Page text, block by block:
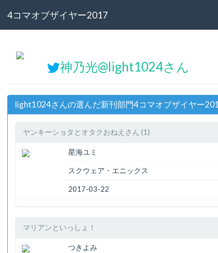
4コマオブザイヤー2017
神乃光@light1024さん
light1024さんの選んだ新刊部門4コマオブザイヤー
ヤンキーショタとオタクおねえさん (1)
星海ユミ
スクウェア・エニックス
2017-03-22
マリアンといっしょ！
つきよみ